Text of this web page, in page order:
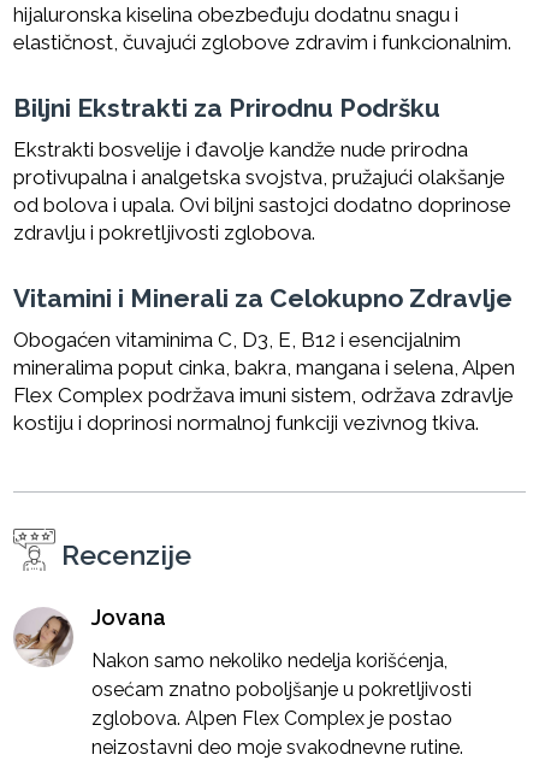
hijaluronska kiselina obezbeđuju dodatnu snagu i
elastičnost, čuvajući zglobove zdravim i funkcionalnim.
Biljni Ekstrakti za Prirodnu Podršku
Ekstrakti bosvelije i đavolje kandže nude prirodna
protivupalna i analgetska svojstva, pružajući olakšanje
od bolova i upala. Ovi biljni sastojci dodatno doprinose
zdravlju i pokretljivosti zglobova.
Vitamini i Minerali za Celokupno Zdravlje
Obogaćen vitaminima C, D3, E, B12 i esencijalnim
mineralima poput cinka, bakra, mangana i selena, Alpen
Flex Complex podržava imuni sistem, održava zdravlje
kostiju i doprinosi normalnoj funkciji vezivnog tkiva.
Recenzije
Jovana
Nakon samo nekoliko nedelja korišćenja,
osećam znatno poboljšanje u pokretljivosti
zglobova. Alpen Flex Complex je postao
neizostavni deo moje svakodnevne rutine.